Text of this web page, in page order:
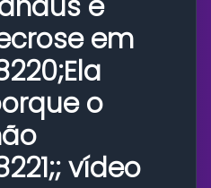
em
o
vídeo